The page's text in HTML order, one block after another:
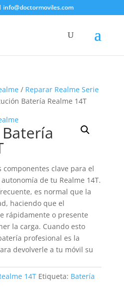
info@doctormoviles.com
/ Reparar Realme Serie
Batería Realme 14T
componentes clave para el
de tu Realme 14T.
es normal que la
haciendo que el
rápidamente o presente
la carga. Cuando esto
profesional es la
devolverle a tu móvil su
14T Etiqueta: Batería